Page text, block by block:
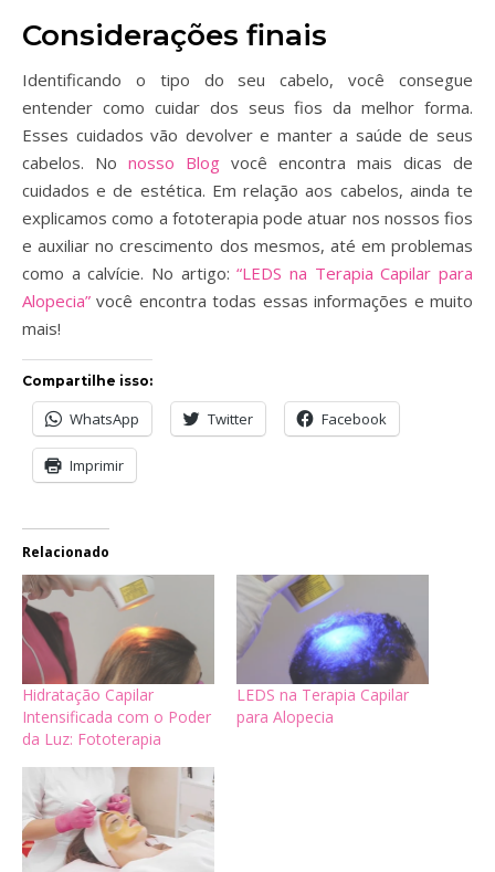
Considerações finais
Identificando o tipo do seu cabelo, você consegue
entender como cuidar dos seus fios da melhor forma.
Esses cuidados vão devolver e manter a saúde de seus
cabelos. No nosso Blog você encontra mais dicas de
cuidados e de estética. Em relação aos cabelos, ainda te
explicamos como a fototerapia pode atuar nos nossos fios
e auxiliar no crescimento dos mesmos, até em problemas
como a calvície. No artigo:“LEDS na Terapia Capilar para
Alopecia” você encontra todas essas informações e muito
mais!
Compartilhe isso:
WhatsApp Twitter Facebook
Imprimir
Relacionado
Hidratação Capilar
Intensificada com o Poder
da Luz: Fototerapia
LEDS na Terapia Capilar
para Alopecia